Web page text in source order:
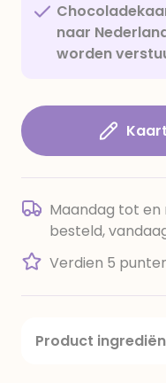
naar
worden
Maandag tot en
besteld,
Verdien 5
Product